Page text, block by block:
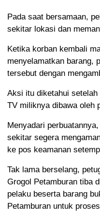
Pada saat bersamaan,
sekitar lokasi dan
Ketika korban kembali
menyelamatkan barang,
tersebut dengan
Aksi itu diketahui
TV miliknya dibawa oleh
Menyadari
sekitar segera
ke pos keamanan
Tak lama berselang,
Grogol Petamburan tiba
pelaku beserta barang
Petamburan untuk